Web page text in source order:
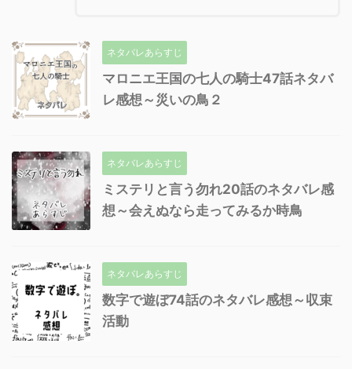
ネタバレあらすじ
マロニエ王国の七人の騎士47話ネタバ
レ感想～災いの鳥２
ネタバレあらすじ
ミステリと言う勿れ20話のネタバレ感
想～会えぬなら走ってみるか時鳥
ネタバレあらすじ
数字で遊ぼ74話のネタバレ感想～収束
活動